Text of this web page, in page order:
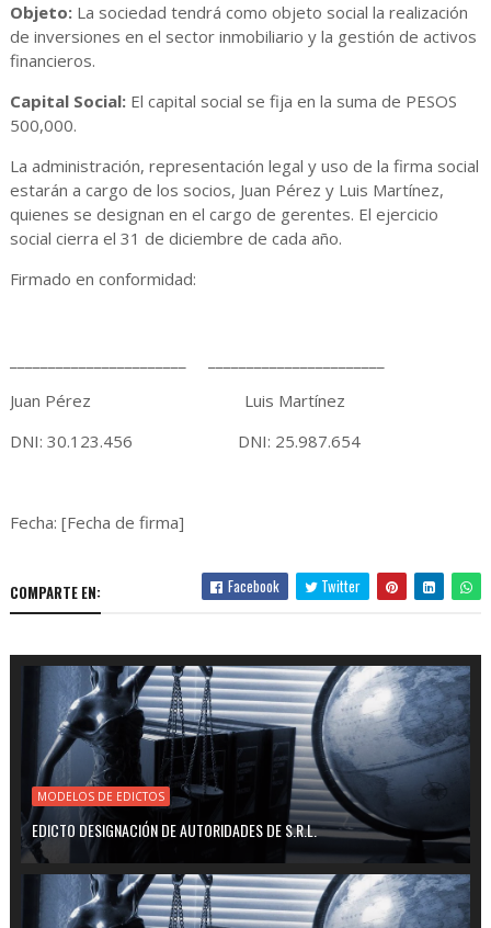
Objeto: La sociedad tendrá como objeto social la realización
de inversiones en el sector inmobiliario y la gestión de activos
financieros.
Capital Social: El capital social se fija en la suma de PESOS
500,000.
La administración, representación legal y uso de la firma social
estarán a cargo de los socios, Juan Pérez y Luis Martínez,
quienes se designan en el cargo de gerentes. El ejercicio
social cierra el 31 de diciembre de cada año.
Firmado en conformidad:
Juan Pérez Luis Martínez
DNI: 30.123.456 DNI: 25.987.654
Fecha: [Fecha de firma]
COMPARTE EN: Facebook Twitter
MODELOS DE EDICTOS
EDICTO DESIGNACIÓN DE AUTORIDADES DE S.R.L.